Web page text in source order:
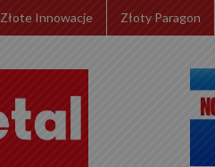
Złote Innowacje Złoty Paragon